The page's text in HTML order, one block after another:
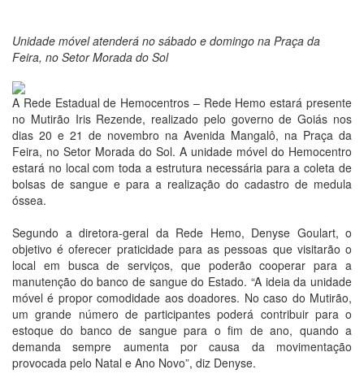
Unidade móvel atenderá no sábado e domingo na Praça da
Feira, no Setor Morada do Sol
A Rede Estadual de Hemocentros – Rede Hemo estará presente
no Mutirão Iris Rezende, realizado pelo governo de Goiás nos
dias 20 e 21 de novembro na Avenida Mangalô, na Praça da
Feira, no Setor Morada do Sol. A unidade móvel do Hemocentro
estará no local com toda a estrutura necessária para a coleta de
bolsas de sangue e para a realização do cadastro de medula
óssea.
Segundo a diretora-geral da Rede Hemo, Denyse Goulart, o
objetivo é oferecer praticidade para as pessoas que visitarão o
local em busca de serviços, que poderão cooperar para a
manutenção do banco de sangue do Estado. “A ideia da unidade
móvel é propor comodidade aos doadores. No caso do Mutirão,
um grande número de participantes poderá contribuir para o
estoque do banco de sangue para o fim de ano, quando a
demanda sempre aumenta por causa da movimentação
provocada pelo Natal e Ano Novo”, diz Denyse.